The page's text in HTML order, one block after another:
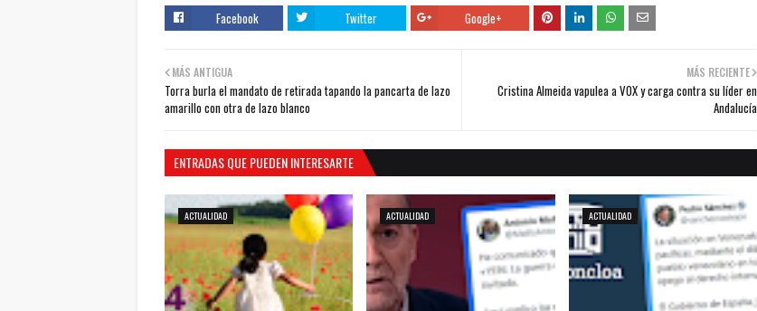
Facebook Twitter Google+
MÁS RECIENTE
Cristina Almeida vapulea a VOX y carga contra su líder en
Andalucía
MÁS ANTIGUA
Torra burla el mandato de retirada tapando la pancarta de lazo
amarillo con otra de lazo blanco
ENTRADAS QUE PUEDEN INTERESARTE
ACTUALIDAD ACTUALIDAD ACTUALIDAD